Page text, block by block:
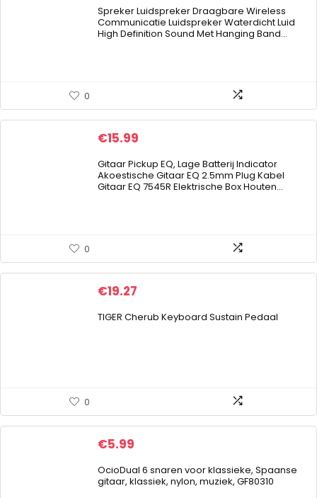
Spreker Luidspreker Draagbare Wireless
Communicatie Luidspreker Waterdicht Luid
High Definition Sound Met Hanging Band…
0
€15.99
Gitaar Pickup EQ, Lage Batterij Indicator
Akoestische Gitaar EQ 2.5mm Plug Kabel
Gitaar EQ 7545R Elektrische Box Houten…
0
€19.27
TIGER Cherub Keyboard Sustain Pedaal
0
€5.99
OcioDual 6 snaren voor klassieke, Spaanse
gitaar, klassiek, nylon, muziek, GF80310